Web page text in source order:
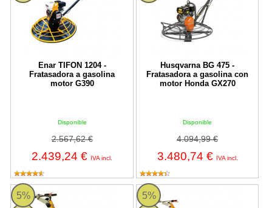
Enar TIFON 1204 -
Fratasadora a gasolina
motor G390
Disponible
2.567,62 €
2.439,24 € IVA incl.
Husqvarna BG 475 -
Fratasadora a gasolina con
motor Honda GX270
Disponible
4.094,99 €
3.480,74 € IVA incl.
5%
Fratasadora a gasolina Imcoinsa 2A10 Ø600mm - motor GX120
5%
Fratasadora a gasolina Imcoinsa